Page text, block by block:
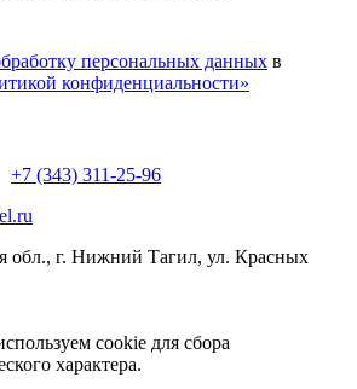
персональных данных в
конфиденциальности»
+7 (343) 311-25-96
обл., г. Нижний Тагил, ул. Красных
cookie для сбора
характера.